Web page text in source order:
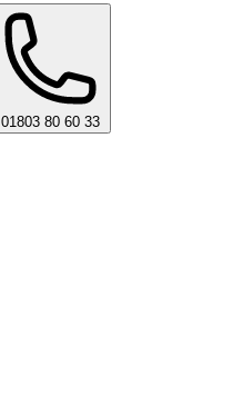
01803 80 60 33